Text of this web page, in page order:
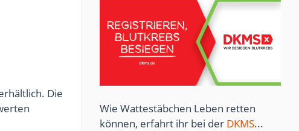
Die
Wie Wattestäbchen Leben retten
können, erfahrt ihr bei der DKMS...